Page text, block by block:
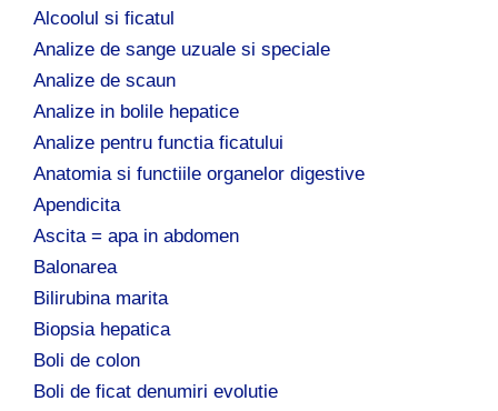
Alcoolul si ficatul
Analize de sange uzuale si speciale
Analize de scaun
Analize in bolile hepatice
Analize pentru functia ficatului
Anatomia si functiile organelor digestive
Apendicita
Ascita = apa in abdomen
Balonarea
Bilirubina marita
Biopsia hepatica
Boli de colon
Boli de ficat denumiri evolutie